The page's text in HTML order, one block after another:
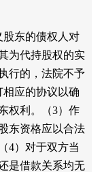
股东的债权人对
为代持股权的实
行的，法院不予
应的协议以确
权利。（3）作
东资格应以合法
4）对于双方当
是借款关系均无